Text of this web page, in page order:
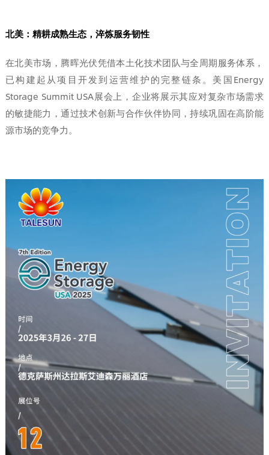
北美：精耕成熟生态，淬炼服务韧性
在北美市场，腾晖光伏凭借本土化技术团队与全周期服务体系，
已构建起从项目开发到运营维护的完整链条。美国Energy
Storage Summit USA展会上，企业将展示其应对复杂市场需求
的敏捷能力，通过技术创新与合作伙伴协同，持续巩固在高阶能
源市场的竞争力。